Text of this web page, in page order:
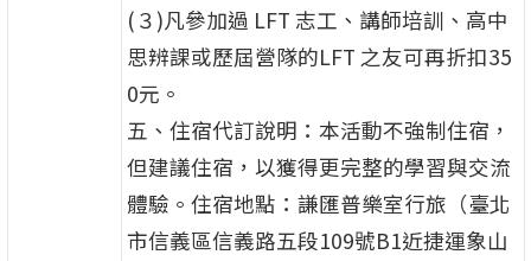
(３)凡參加過 LFT 志工、講師培訓、高中
思辨課或歷屆營隊的LFT 之友可再折扣35
0元。
五、住宿代訂說明：本活動不強制住宿，
但建議住宿，以獲得更完整的學習與交流
體驗。住宿地點：謙匯普樂室行旅（臺北
市信義區信義路五段109號B1近捷運象山